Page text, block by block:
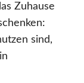
Zuhause
sind,